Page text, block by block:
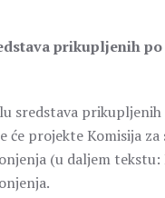
prikupljenih
sredstava
će projekte Komisija
(u daljem